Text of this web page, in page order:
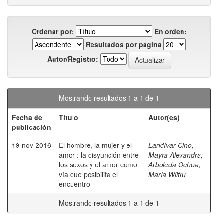
Ordenar por:
En orden:
Resultados por página
Autor/Registro:
Mostrando resultados 1 a 1 de 1
Fecha de
publicación
Título Autor(es)
19-nov-2016
El hombre, la mujer y el
amor : la disyunción entre
los sexos y el amor como
vía que posibilita el
encuentro.
Landívar Cino,
Mayra Alexandra;
Arboleda Ochoa,
María Wiltru
Mostrando resultados 1 a 1 de 1